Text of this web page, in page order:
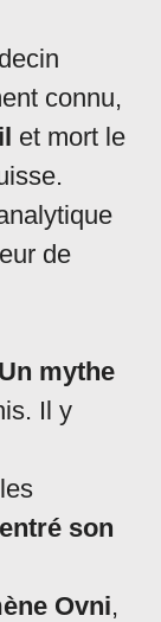
connu,
et mort le
de
Un mythe
Il y
son
Ovni,